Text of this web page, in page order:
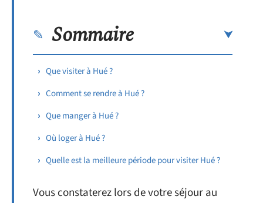
Sommaire
Que visiter à Hué ?
Comment se rendre à Hué ?
Que manger à Hué ?
Où loger à Hué ?
Quelle est la meilleure période pour visiter Hué ?
Vous constaterez lors de votre séjour au